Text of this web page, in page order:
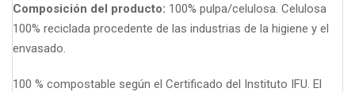
Composición del producto: 100% pulpa/celulosa. Celulosa
100% reciclada procedente de las industrias de la higiene y el
envasado.
100 % compostable según el Certificado del Instituto IFU. El